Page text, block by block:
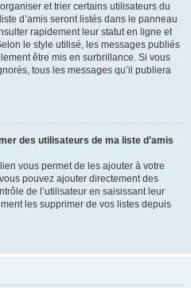
et trier certains utilisateurs du
d’amis seront listés dans le panneau
rapidement leur statut en ligne et
le style utilisé, les messages publiés
être mis en surbrillance. Si vous
tous les messages qu’il publiera
des utilisateurs de ma liste d’amis
vous permet de les ajouter à votre
pouvez ajouter directement des
de l’utilisateur en saisissant leur
les supprimer de vos listes depuis